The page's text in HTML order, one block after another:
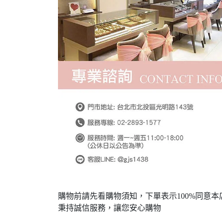
購物前請先看購物須知，下單表示100%同意本
秉持誠信服務，讓您安心購物